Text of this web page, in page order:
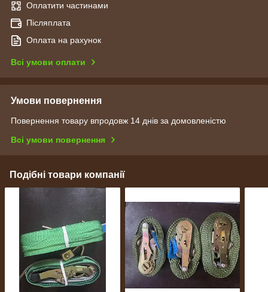
Оплатити частинами
Післяплата
Оплата на рахунок
Всі умови оплати
Умови повернення
Повернення товару впродовж 14 днів за домовленістю
Всі умови повернення
Подібні товари компанії